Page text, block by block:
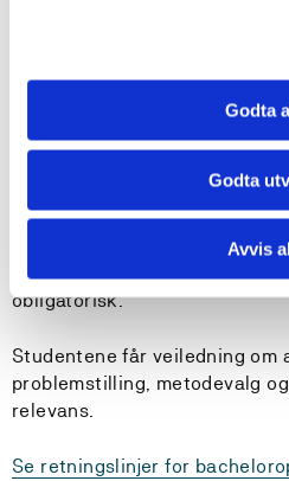
Godta
Godta
Avvis
To eller tre studenter arbeider
om bacheloroppgaven.
årsaker ønsker å skrive
om dette. Studentene har
læringsprosess.
fortsatt. Studentene leverer
veiledningsgrunnlag i forkant
Studentene får inntil tre
skriftlig bacheloroppgaven,
obligatorisk.
Studentene får veiledning om
problemstilling, metodevalg
relevans.
Se retningslinjer for